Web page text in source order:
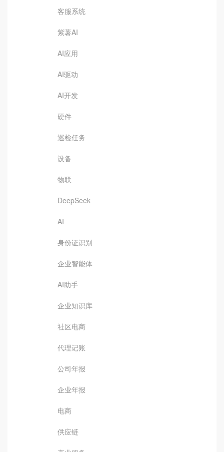
客服系统
紫薯AI
AI应用
AI驱动
AI开发
硬件
巡检任务
设备
物联
DeepSeek
AI
身份证识别
企业智能体
AI助手
企业知识库
社区电商
代理记账
公司年报
企业年报
电商
供应链